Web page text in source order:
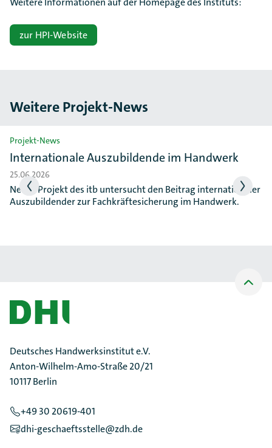
zur HPI-Website
Weitere Projekt-News
Slider überspringen
Projekt-News
Internationale Auszubildende im Handwerk
25.06.2026
Neues Projekt des itb untersucht den Beitrag internationaler
Auszubildender zur Fachkräftesicherung im Handwerk.
oben
Deutsches Handwerksinstitut e.V.
Anton-Wilhelm-Amo-Straße 20/21
10117 Berlin
+49 30 20619-401
dhi-geschaeftsstelle@zdh.de